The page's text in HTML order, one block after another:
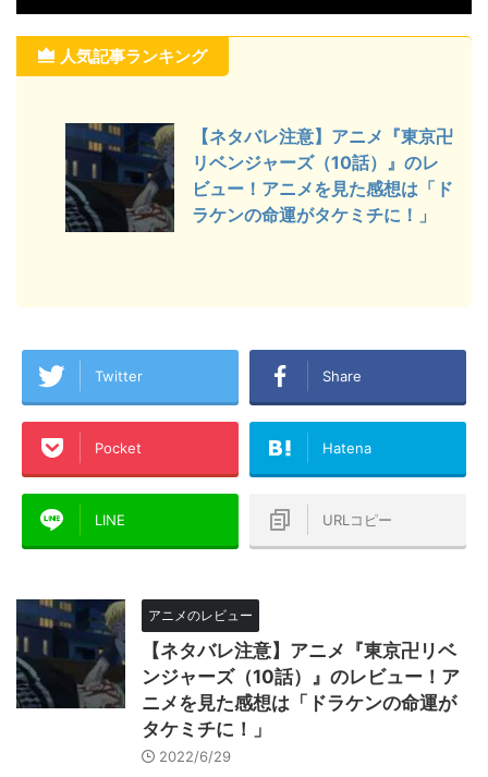
ころ ドラケンを託されたタケミチ 因
縁のキヨマサと二度目のタイマン タ
すじ 東京卍會と、仮総長の半間修二
が率いる愛美愛主による大 ...
人気記事ランキング
【ネタバレ注意】アニメ『東京卍
リベンジャーズ（10話）』のレ
ビュー！アニメを見た感想は「ド
ラケンの命運がタケミチに！」
Twitter Share
Pocket Hatena
LINE URLコピー
アニメのレビュー
【ネタバレ注意】アニメ『東京卍リベ
ンジャーズ（10話）』のレビュー！ア
ニメを見た感想は「ドラケンの命運が
タケミチに！」
2022/6/29